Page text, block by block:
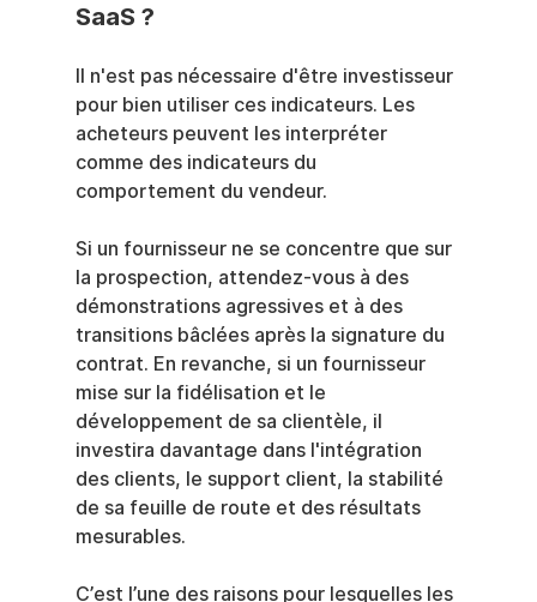
SaaS ?
Il n'est pas nécessaire d'être investisseur
pour bien utiliser ces indicateurs. Les
acheteurs peuvent les interpréter
comme des indicateurs du
comportement du vendeur.
Si un fournisseur ne se concentre que sur
la prospection, attendez-vous à des
démonstrations agressives et à des
transitions bâclées après la signature du
contrat. En revanche, si un fournisseur
mise sur la fidélisation et le
développement de sa clientèle, il
investira davantage dans l'intégration
des clients, le support client, la stabilité
de sa feuille de route et des résultats
mesurables.
C’est l’une des raisons pour lesquelles les